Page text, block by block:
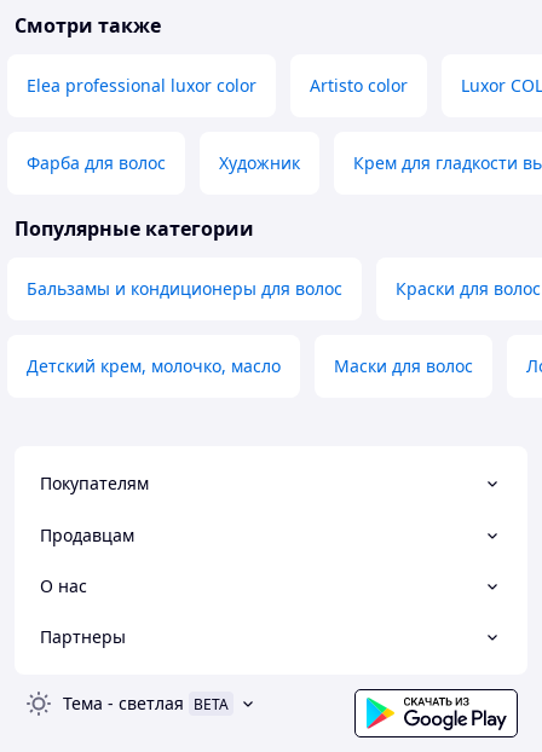
Смотри также
Elea professional luxor color Artisto color Luxor
Фарба для волос Художник Крем для гладкости
Популярные категории
Бальзамы и кондиционеры для волос Краски для волос
Детский крем, молочко, масло Маски для волос
Покупателям
Продавцам
О нас
Партнеры
Тема - светлая BETA